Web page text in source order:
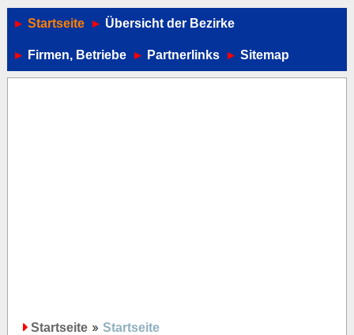
Startseite Übersicht der Bezirke
Firmen, Betriebe Partnerlinks Sitemap
Startseite Startseite